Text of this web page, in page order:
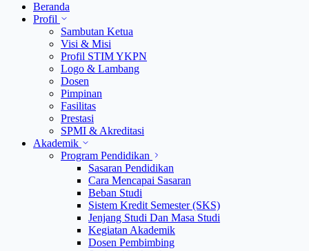
Beranda
Profil
Sambutan Ketua
Visi & Misi
Profil STIM YKPN
Logo & Lambang
Dosen
Pimpinan
Fasilitas
Prestasi
SPMI & Akreditasi
Akademik
Program Pendidikan
Sasaran Pendidikan
Cara Mencapai Sasaran
Beban Studi
Sistem Kredit Semester (SKS)
Jenjang Studi Dan Masa Studi
Kegiatan Akademik
Dosen Pembimbing